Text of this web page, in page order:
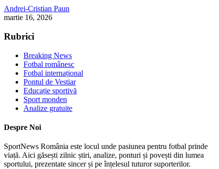
Andrei-Cristian Paun
martie 16, 2026
Rubrici
Breaking News
Fotbal românesc
Fotbal internațional
Pontul de Vestiar
Educație sportivă
Sport monden
Analize gratuite
Despre Noi
SportNews România este locul unde pasiunea pentru fotbal prinde
viață. Aici găsești zilnic știri, analize, ponturi și povești din lumea
sportului, prezentate sincer și pe înțelesul tuturor suporterilor.